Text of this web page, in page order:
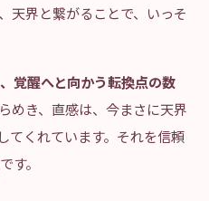
天界と繋がることで、いっそ
、覚醒へと向かう転換点の数
めき、直感は、今まさに天界
てくれています。それを信頼
す。